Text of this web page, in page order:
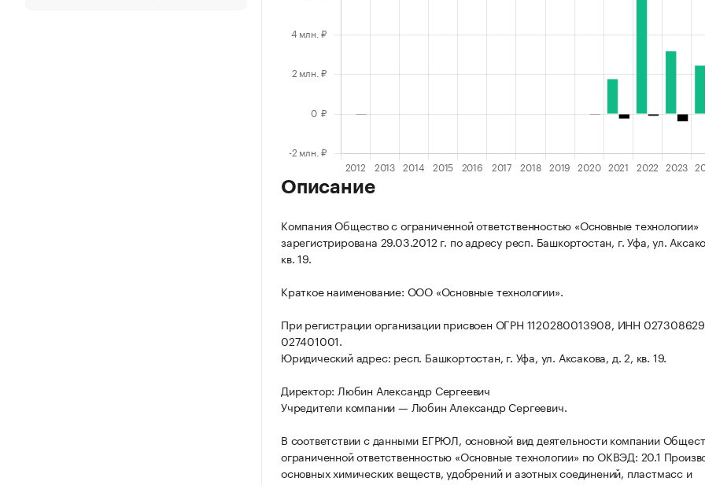
Описание
Компания Общество с ограниченной ответственностью «Основные технологии»
зарегистрирована 29.03.2012 г. по адресу респ. Башкортостан, г. Уфа, ул.
кв. 19.
Краткое наименование: ООО «Основные технологии».
При регистрации организации присвоен ОГРН 1120280013908, ИНН
027401001.
Юридический адрес: респ. Башкортостан, г. Уфа, ул. Аксакова, д. 2, кв. 19.
Директор: Любин Александр Сергеевич
Учредители компании — Любин Александр Сергеевич.
В соответствии с данными ЕГРЮЛ, основной вид деятельности компании
ограниченной ответственностью «Основные технологии» по ОКВЭД: 20.1
основных химических веществ, удобрений и азотных соединений, пластмасс и